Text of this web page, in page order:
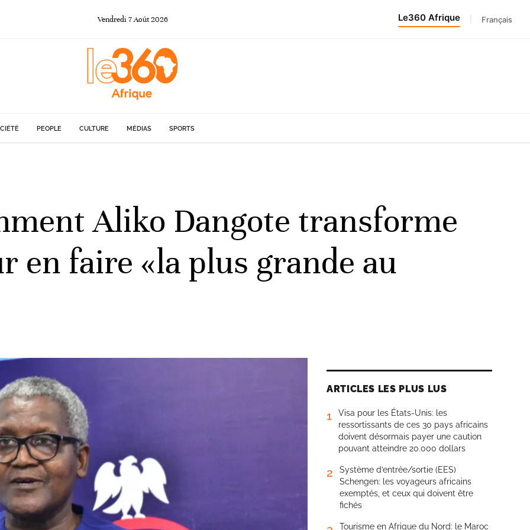
Vendredi 7Août 2026 Le360 Afrique Français
PEOPLE CULTURE MÉDIAS SPORTS
Aliko Dangote transforme
en faire «la plus grande au
ARTICLES LES PLUS LUS
1
Visa pour les États-Unis: les
ressortissants de ces 30 pays africains
doivent désormais payer une caution
pouvant atteindre 20.000 dollars
2
Système d’entrée/sortie (EES)
Schengen: les voyageurs africains
exemptés, et ceux qui doivent être
fichés
Tourisme en Afrique du Nord: le Maroc